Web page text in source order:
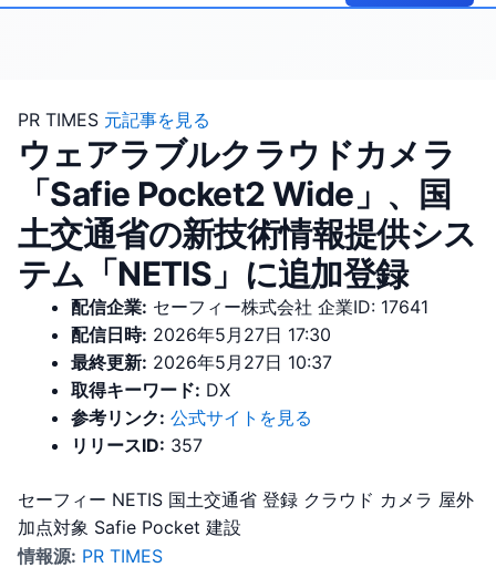
PR TIMES 元記事を見る
ウェアラブルクラウドカメラ
「Safie Pocket2 Wide」、国
土交通省の新技術情報提供シス
テム「NETIS」に追加登録
配信企業: セーフィー株式会社 企業ID: 17641
配信日時: 2026年5月27日 17:30
最終更新: 2026年5月27日 10:37
取得キーワード: DX
参考リンク: 公式サイトを見る
リリースID: 357
セーフィー NETIS 国土交通省 登録 クラウド カメラ 屋外
加点対象 Safie Pocket 建設
情報源: PR TIMES